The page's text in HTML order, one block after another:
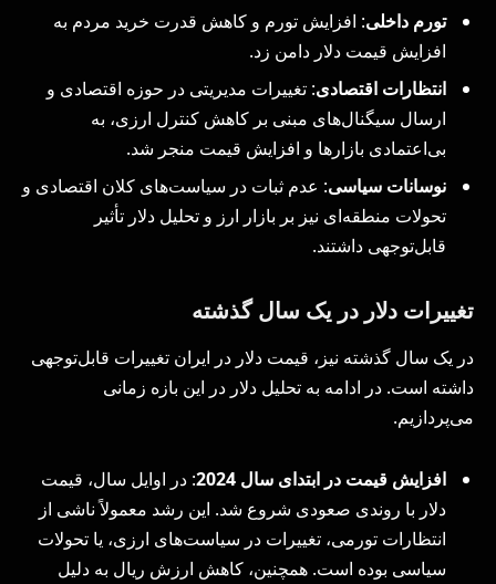
تورم داخلی: افزایش تورم و کاهش قدرت خرید مردم به
افزایش قیمت دلار دامن زد.
انتظارات اقتصادی: تغییرات مدیریتی در حوزه اقتصادی و
ارسال سیگنال‌های مبنی بر کاهش کنترل ارزی، به
بی‌اعتمادی بازارها و افزایش قیمت منجر شد.
نوسانات سیاسی: عدم ثبات در سیاست‌های کلان اقتصادی و
تحولات منطقه‌ای نیز بر بازار ارز و تحلیل دلار تأثیر
قابل‌توجهی داشتند.
تغییرات دلار در یک سال گذشته
در یک سال گذشته نیز، قیمت دلار در ایران تغییرات قابل‌توجهی
داشته است. در ادامه به تحلیل دلار در این بازه زمانی
می‌پردازیم.
افزایش قیمت در ابتدای سال 2024
: در اوایل سال، قیمت
دلار با روندی صعودی شروع شد. این رشد معمولاً ناشی از
انتظارات تورمی، تغییرات در سیاست‌های ارزی، یا تحولات
سیاسی بوده است. همچنین، کاهش ارزش ریال به دلیل